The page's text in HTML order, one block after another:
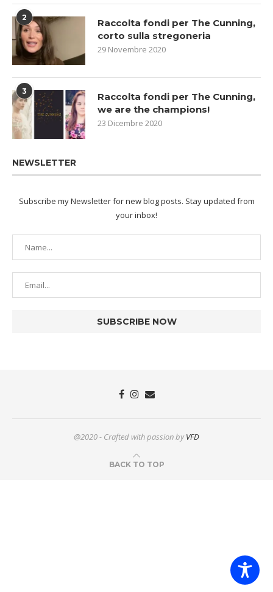
2
Raccolta fondi per The Cunning,
corto sulla stregoneria
29 Novembre 2020
3
Raccolta fondi per The Cunning,
we are the champions!
23 Dicembre 2020
NEWSLETTER
Subscribe my Newsletter for new blog posts. Stay updated from
your inbox!
@2020 - Crafted with passion byVFD
BACK TO TOP